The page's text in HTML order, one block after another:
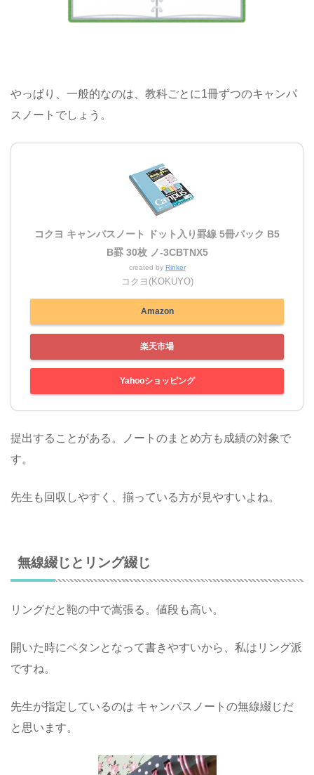
やっぱり、一般的なのは、教科ごとに1冊ずつのキャンパ
スノートでしょう。
コクヨ キャンパスノート ドット入り罫線 5冊パック B5
B罫 30枚 ノ-3CBTNX5
created by Rinker
コクヨ(KOKUYO)
Amazon
楽天市場
Yahooショッピング
提出することがある。ノートのまとめ方も成績の対象で
す。
先生も回収しやすく、揃っている方が見やすいよね。
無線綴じとリング綴じ
リングだと鞄の中で嵩張る。値段も高い。
開いた時にペタンとなって書きやすいから、私はリング派
ですね。
先生が指定しているのは キャンパスノートの無線綴じだ
と思います。